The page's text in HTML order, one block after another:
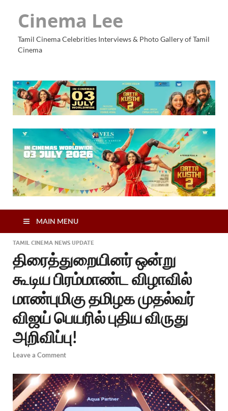
Cinema Lee
Tamil Cinema Celebrities Interviews & Photo Gallery of Tamil
Cinema
MAIN MENU
TAMIL CINEMA NEWS UPDATE
திரைத்துறையினர் ஒன்று
கூடிய பிரம்மாண்ட விழாவில்
மாண்புமிகு தமிழக முதல்வர்
விஜய் பெயரில் புதிய விருது
அறிவிப்பு!
Leave a Comment